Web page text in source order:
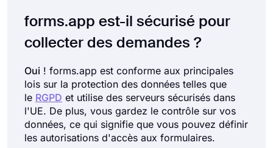
forms.app est-il sécurisé pour
collecter des demandes ?
Oui ! forms.app est conforme aux principales
lois sur la protection des données telles que
le RGPD et utilise des serveurs sécurisés dans
l'UE. De plus, vous gardez le contrôle sur vos
données, ce qui signifie que vous pouvez définir
les autorisations d'accès aux formulaires.